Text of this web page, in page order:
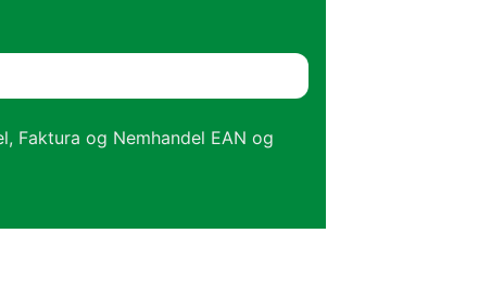
Faktura og Nemhandel EAN og